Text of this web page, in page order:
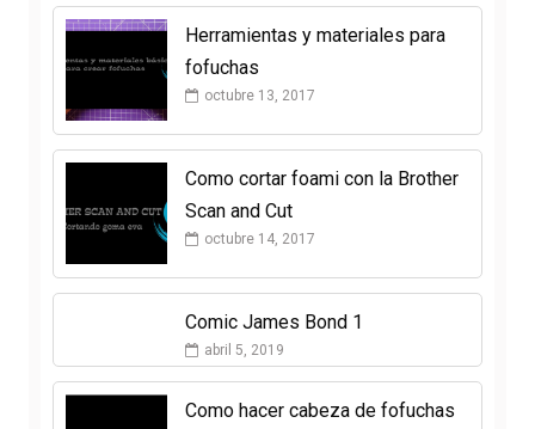
Herramientas y materiales para
fofuchas
octubre 13, 2017
Como cortar foami con la Brother
Scan and Cut
octubre 14, 2017
Comic James Bond 1
abril 5, 2019
Como hacer cabeza de fofuchas